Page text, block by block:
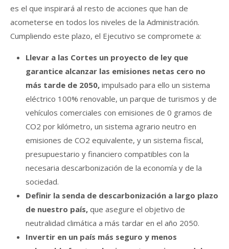
es el que inspirará al resto de acciones que han de
acometerse en todos los niveles de la Administración.
Cumpliendo este plazo, el Ejecutivo se compromete a:
Llevar a las Cortes un proyecto de ley que
garantice alcanzar las emisiones netas cero no
más tarde de 2050, impulsado para ello un sistema
eléctrico 100% renovable, un parque de turismos y de
vehículos comerciales con emisiones de 0 gramos de
CO2 por kilómetro, un sistema agrario neutro en
emisiones de CO2 equivalente, y un sistema fiscal,
presupuestario y financiero compatibles con la
necesaria descarbonización de la economía y de la
sociedad.
Definir la senda de descarbonización a largo plazo
de nuestro país, que asegure el objetivo de
neutralidad climática a más tardar en el año 2050.
Invertir en un país más seguro y menos